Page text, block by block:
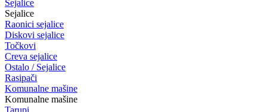
Sejalice
Sejalice
Raonici sejalice
Diskovi sejalice
Točkovi
Creva sejalice
Ostalo / Sejalice
Rasipači
Komunalne mašine
Komunalne mašine
Tarupi